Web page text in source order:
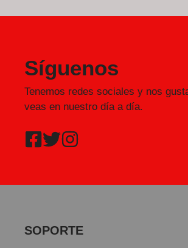
Síguenos
Tenemos redes sociales y nos
veas en nuestro día a día.
SOPORTE